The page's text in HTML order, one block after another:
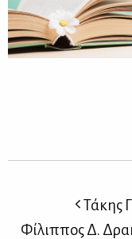
Τάκης
Φίλιππος Δ.